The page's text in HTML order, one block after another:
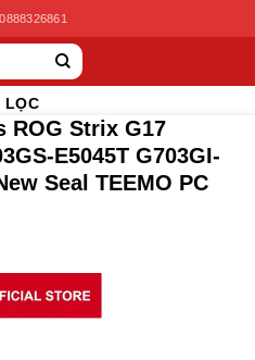
0888326861
LỌC
ROG Strix G17
E5045T G703GI-
Seal TEEMO PC